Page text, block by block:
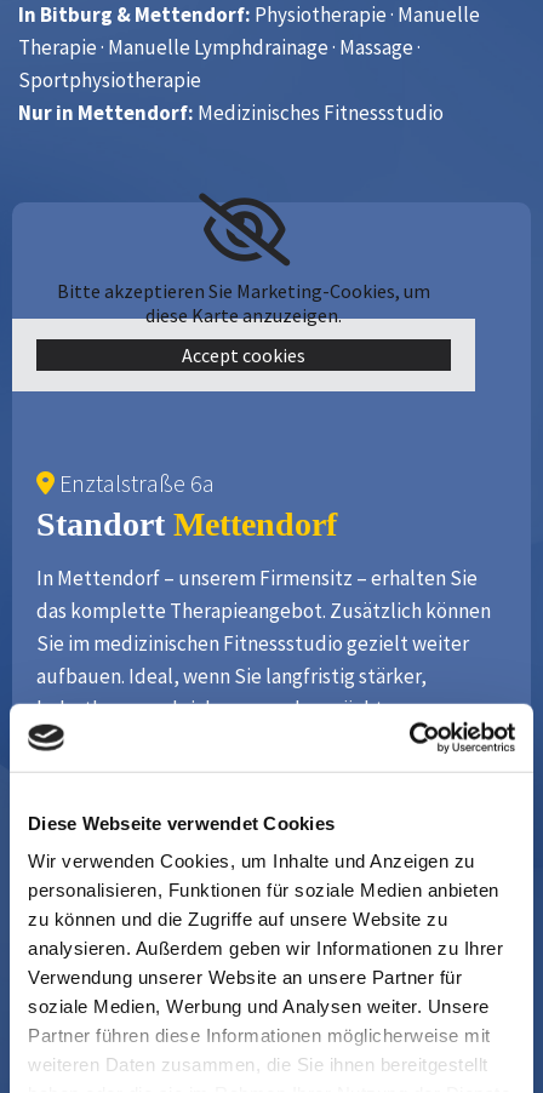
Diese Webseite verwendet Cookies
Wir verwenden Cookies, um Inhalte und Anzeigen zu
personalisieren, Funktionen für soziale Medien anbieten
zu können und die Zugriffe auf unsere Website zu
analysieren. Außerdem geben wir Informationen zu Ihrer
Verwendung unserer Website an unsere Partner für
soziale Medien, Werbung und Analysen weiter. Unsere
Partner führen diese Informationen möglicherweise mit
weiteren Daten zusammen, die Sie ihnen bereitgestellt
In Bitburg & Mettendorf: Physiotherapie · Manuelle
Therapie · Manuelle Lymphdrainage · Massage ·
Sportphysiotherapie
Nur in Mettendorf: Medizinisches Fitnessstudio
Bitte akzeptieren Sie Marketing-Cookies, um
diese Karte anzuzeigen.
Accept cookies
 Enztalstraße 6a
StandortMettendorf
In Mettendorf – unserem Firmensitz – erhalten Sie
das komplette Therapieangebot. Zusätzlich können
Sie im medizinischen Fitnessstudio gezielt weiter
aufbauen. Ideal, wenn Sie langfristig stärker,
belastbarer und sicherer werden möchten.
Bitte akzeptieren Sie Marketing-Cookies, um
diese Karte anzuzeigen.
Accept cookies
Albachstraße 1